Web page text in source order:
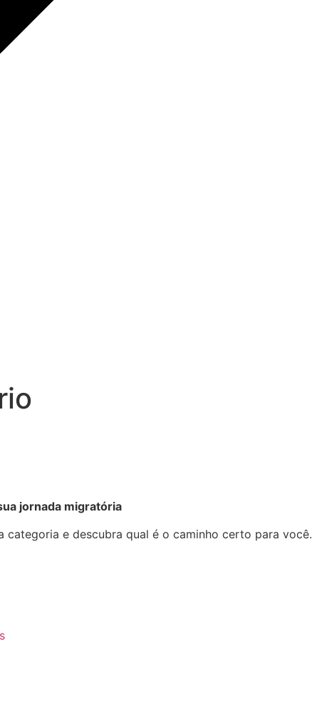
jornada migratória
categoria e descubra qual é o caminho certo para você.